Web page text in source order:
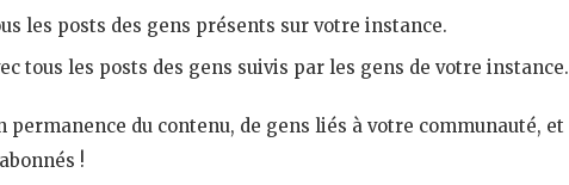
les posts des gens présents sur votre instance.
tous les posts des gens suivis par les gens de votre instance.
du contenu, de gens liés à votre communauté, et
!